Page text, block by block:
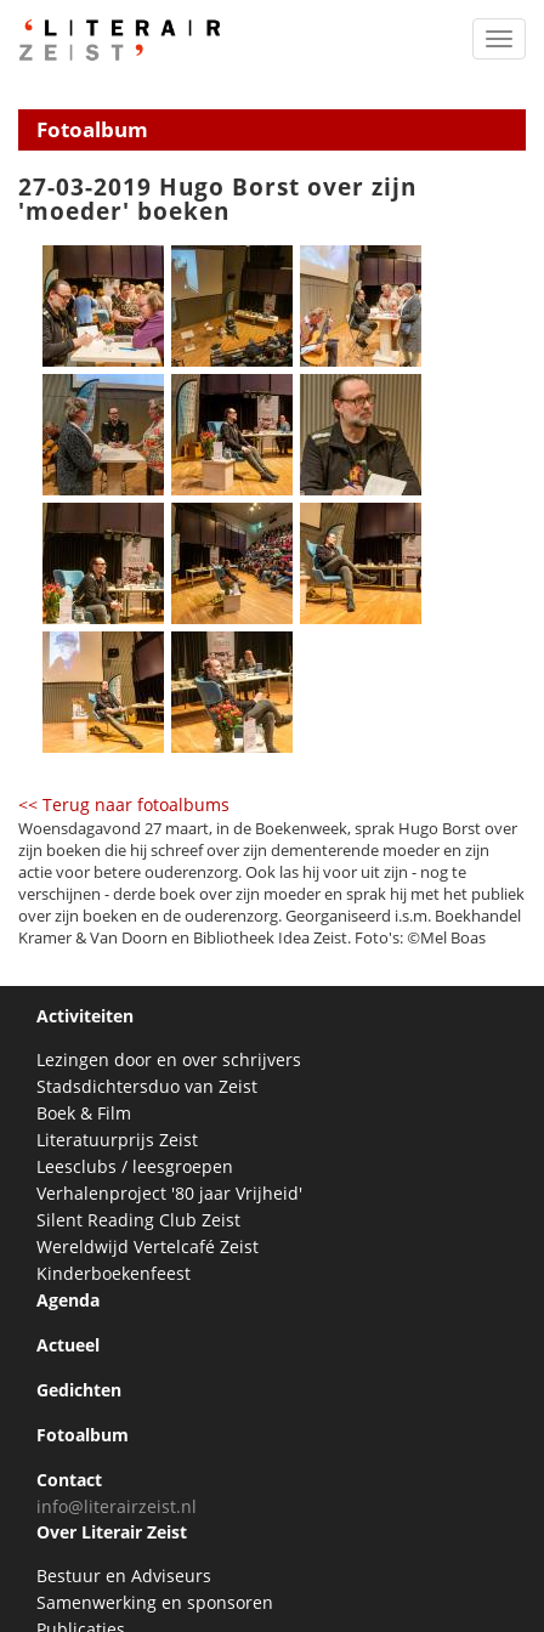
Fotoalbum
27-03-2019 Hugo Borst over zijn
'moeder' boeken
<< Terug naar fotoalbums
Woensdagavond 27 maart, in de Boekenweek, sprak Hugo Borst over
zijn boeken die hij schreef over zijn dementerende moeder en zijn
actie voor betere ouderenzorg. Ook las hij voor uit zijn - nog te
verschijnen - derde boek over zijn moeder en sprak hij met het publiek
over zijn boeken en de ouderenzorg. Georganiseerd i.s.m. Boekhandel
Kramer & Van Doorn en Bibliotheek Idea Zeist. Foto's: ©Mel Boas
Activiteiten
Lezingen door en over schrijvers
Stadsdichtersduo van Zeist
Boek & Film
Literatuurprijs Zeist
Leesclubs / leesgroepen
Verhalenproject '80 jaar Vrijheid'
Silent Reading Club Zeist
Wereldwijd Vertelcafé Zeist
Kinderboekenfeest
Agenda
Actueel
Gedichten
Fotoalbum
Contact
info@literairzeist.nl
Over Literair Zeist
Bestuur en Adviseurs
Samenwerking en sponsoren